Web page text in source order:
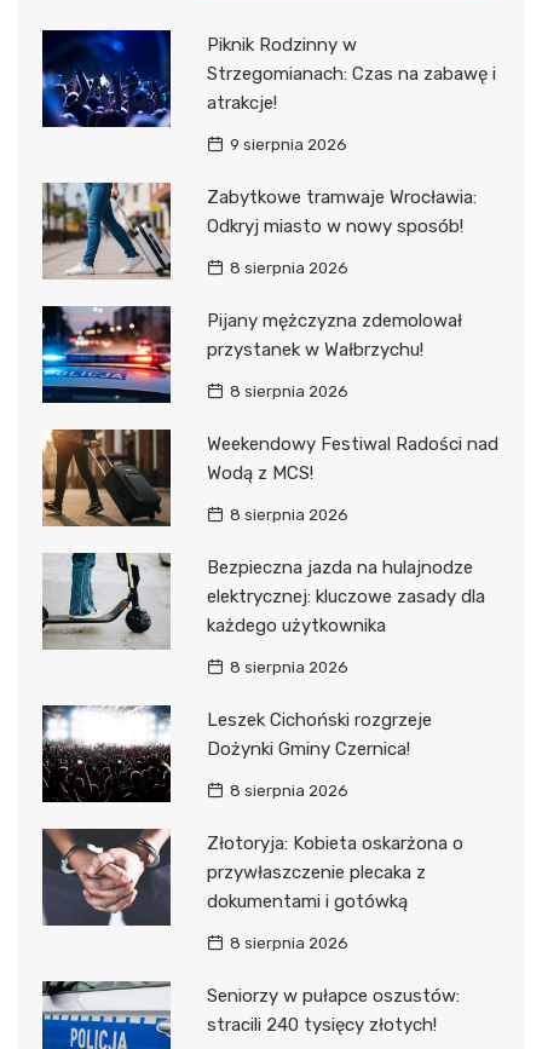
Piknik Rodzinny w
Strzegomianach: Czas na zabawę i
atrakcje!
9 sierpnia 2026
Zabytkowe tramwaje Wrocławia:
Odkryj miasto w nowy sposób!
8 sierpnia 2026
Pijany mężczyzna zdemolował
przystanek w Wałbrzychu!
8 sierpnia 2026
Weekendowy Festiwal Radości nad
Wodą z MCS!
8 sierpnia 2026
Bezpieczna jazda na hulajnodze
elektrycznej: kluczowe zasady dla
każdego użytkownika
8 sierpnia 2026
Leszek Cichoński rozgrzeje
Dożynki Gminy Czernica!
8 sierpnia 2026
Złotoryja: Kobieta oskarżona o
przywłaszczenie plecaka z
dokumentami i gotówką
8 sierpnia 2026
Seniorzy w pułapce oszustów:
stracili 240 tysięcy złotych!